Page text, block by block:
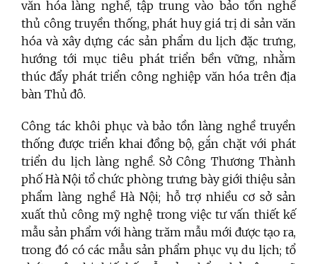
văn hóa làng nghề, tập trung vào bảo tồn nghề
thủ công truyền thống, phát huy giá trị di sản văn
hóa và xây dựng các sản phẩm du lịch đặc trưng,
hướng tới mục tiêu phát triển bền vững, nhằm
thúc đẩy phát triển công nghiệp văn hóa trên địa
bàn Thủ đô.
Công tác khôi phục và bảo tồn làng nghề truyền
thống được triển khai đồng bộ, gắn chặt với phát
triển du lịch làng nghề. Sở Công Thương Thành
phố Hà Nội tổ chức phòng trưng bày giới thiệu sản
phẩm làng nghề Hà Nội; hỗ trợ nhiều cơ sở sản
xuất thủ công mỹ nghệ trong việc tư vấn thiết kế
mẫu sản phẩm với hàng trăm mẫu mới được tạo ra,
trong đó có các mẫu sản phẩm phục vụ du lịch; tổ